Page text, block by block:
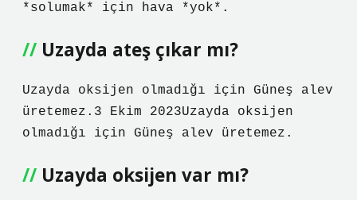
*solumak* için hava *yok*.
Uzayda ateş çıkar mı?
Uzayda oksijen olmadığı için Güneş alev
üretemez.3 Ekim 2023Uzayda oksijen
olmadığı için Güneş alev üretemez.
Uzayda oksijen var mı?